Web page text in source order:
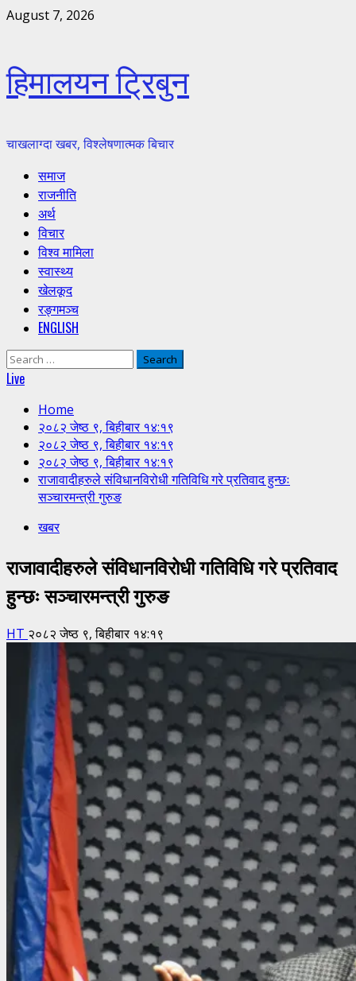
Skip
August 7, 2026
हिमालयन ट्रिबुन
चाखलाग्दा खबर, विश्लेषणात्मक बिचार
Primary
Menu
समाज
राजनीति
अर्थ
विचार
विश्व मामिला
स्वास्थ्य
खेलकूद
रङ्गमञ्च
ENGLISH
Search
for:
Live
Home
२०८२ जेष्ठ ९, बिहीबार १४:१९
२०८२ जेष्ठ ९, बिहीबार १४:१९
२०८२ जेष्ठ ९, बिहीबार १४:१९
राजावादीहरुले संविधानविरोधी गतिविधि गरे प्रतिवाद हुन्छः
सञ्चारमन्त्री गुरुङ
खबर
राजावादीहरुले संविधानविरोधी गतिविधि गरे प्रतिवाद
हुन्छः सञ्चारमन्त्री गुरुङ
HT २०८२ जेष्ठ ९, बिहीबार १४:१९